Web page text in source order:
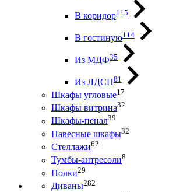
В коридор115
В гостиную114
Из МДФ35
Из ЛДСП81
Шкафы угловые17
Шкафы витрина32
Шкафы-пенал39
Навесные шкафы32
Стеллажи62
Тумбы-антресоли8
Полки29
Диваны282